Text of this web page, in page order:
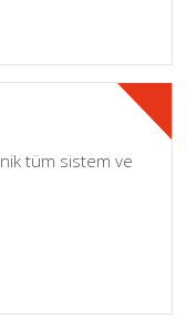
tüm sistem ve